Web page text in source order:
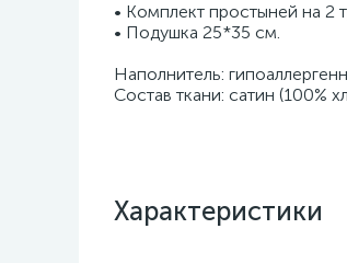
• Комплект простыней на 2
• Подушка 25*35 см.
Наполнитель:
Состав ткани: сатин (100%
Характеристики